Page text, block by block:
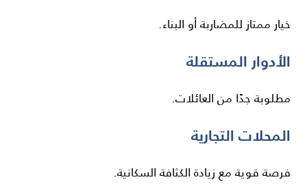
خيار ممتاز للمضاربة أو البناء.
الأدوار المستقلة
مطلوبة جدًا من العائلات.
المحلات التجارية
فرصة قوية مع زيادة الكثافة السكانية.